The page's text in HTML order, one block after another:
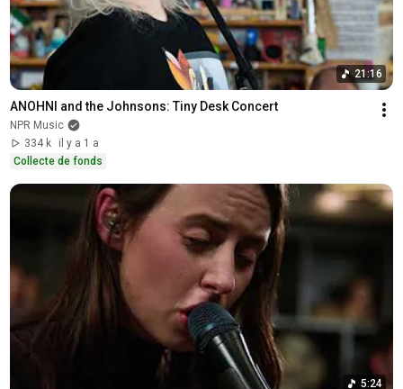
21:16
ANOHNI and the Johnsons: Tiny Desk Concert
NPR Music
334 k
il y a 1 a
Collecte de fonds
5:24